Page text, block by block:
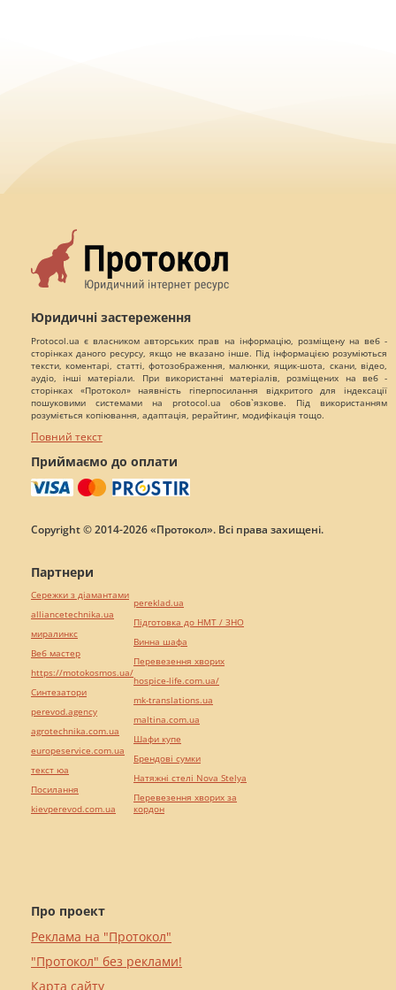
Юридичні застереження
Protocol.ua є власником авторських прав на інформацію, розміщену на веб -
сторінках даного ресурсу, якщо не вказано інше. Під інформацією розуміються
тексти, коментарі, статті, фотозображення, малюнки, ящик-шота, скани, відео,
аудіо, інші матеріали. При використанні матеріалів, розміщених на веб -
сторінках «Протокол» наявність гіперпосилання відкритого для індексації
пошуковими системами на protocol.ua обов`язкове. Під використанням
розуміється копіювання, адаптація, рерайтинг, модифікація тощо.
Повний текст
Приймаємо до оплати
Copyright © 2014-2026 «Протокол». Всі права захищені.
Про проект
Реклама на "Протокол"
"Протокол" без реклами!
Карта сайту
Партнери
Сережки з діамантами
alliancetechnika.ua
миралинкс
Веб мастер
https://motokosmos.ua/
Синтезатори
perevod.agency
agrotechnika.com.ua
europeservice.com.ua
текст юа
Посилання
kievperevod.com.ua
pereklad.ua
Підготовка до НМТ / ЗНО
Винна шафа
Перевезення хворих
hospice-life.com.ua/
mk-translations.ua
maltina.com.ua
Шафи купе
Брендові сумки
Натяжні стелі Nova Stelya
Перевезення хворих за
кордон